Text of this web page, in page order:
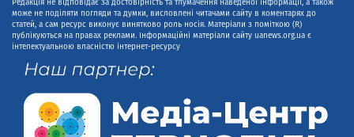
Редакція не відповідає за достовірність та тлумачення наведеної інформації, а також
може не поділяти погляди та думки, висловлені читачами сайту в коментарях до
статей, а сам ресурс виконує винятково роль носія. Матеріали з поміткою (R)
публікуються на правах реклами. Інформаційні матеріали сайту uanews.org.ua є
інтелектуальною власністю інтернет-ресурсу